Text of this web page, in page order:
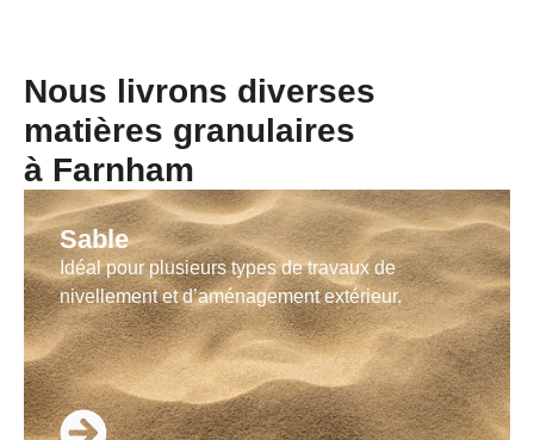
Nous livrons diverses
matières granulaires
à Farnham
Sable
Idéal pour plusieurs types de travaux de
nivellement et d’aménagement extérieur.